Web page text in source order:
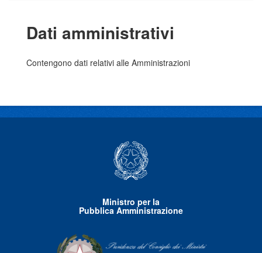
Dati amministrativi
Contengono dati relativi alle Amministrazioni
Ministro per la
Pubblica Amministrazione